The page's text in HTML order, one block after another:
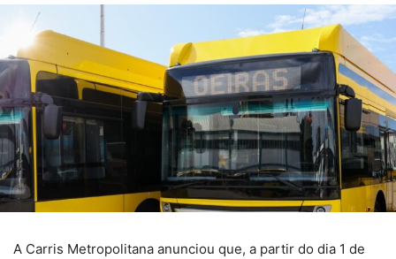
A Carris Metropolitana anunciou que, a partir do dia 1 de